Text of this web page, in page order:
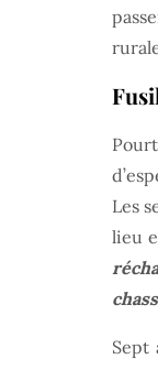
Les
lieu
Sept